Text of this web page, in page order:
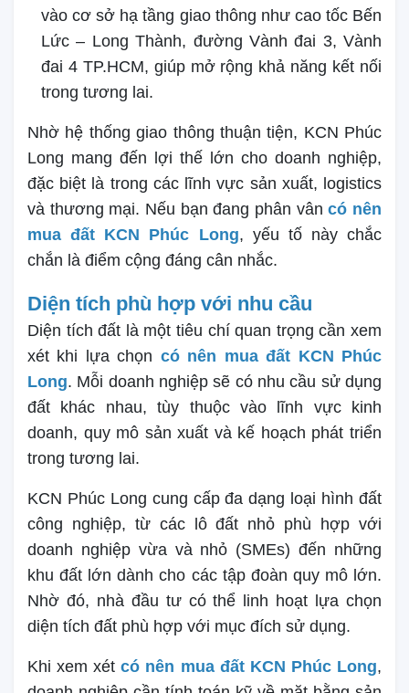
vào cơ sở hạ tầng giao thông như cao tốc Bến
Lức – Long Thành, đường Vành đai 3, Vành
đai 4 TP.HCM, giúp mở rộng khả năng kết nối
trong tương lai.
Nhờ hệ thống giao thông thuận tiện, KCN Phúc
Long mang đến lợi thế lớn cho doanh nghiệp,
đặc biệt là trong các lĩnh vực sản xuất, logistics
và thương mại. Nếu bạn đang phân vâncó nên
mua đất KCN Phúc Long, yếu tố này chắc
chắn là điểm cộng đáng cân nhắc.
Diện tích phù hợp với nhu cầu
Diện tích đất là một tiêu chí quan trọng cần xem
xét khi lựa chọn có nên mua đất KCN Phúc
Long. Mỗi doanh nghiệp sẽ có nhu cầu sử dụng
đất khác nhau, tùy thuộc vào lĩnh vực kinh
doanh, quy mô sản xuất và kế hoạch phát triển
trong tương lai.
KCN Phúc Long cung cấp đa dạng loại hình đất
công nghiệp, từ các lô đất nhỏ phù hợp với
doanh nghiệp vừa và nhỏ (SMEs) đến những
khu đất lớn dành cho các tập đoàn quy mô lớn.
Nhờ đó, nhà đầu tư có thể linh hoạt lựa chọn
diện tích đất phù hợp với mục đích sử dụng.
Khi xem xétcó nên mua đất KCN Phúc Long,